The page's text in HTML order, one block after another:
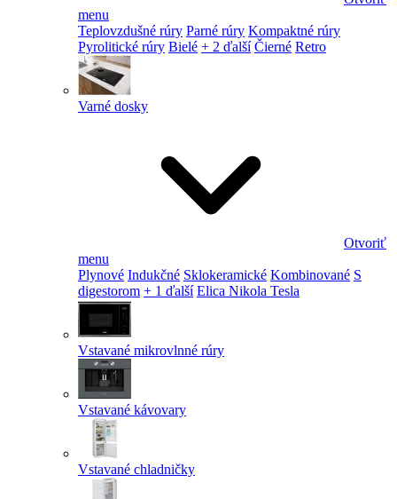
menu
Teplovzdušné rúry Parné rúry Kompaktné rúry
Pyrolitické rúry Bielé + 2 ďalší Čierné Retro
Varné dosky
Otvoriť
menu
Plynové Indukčné Sklokeramické Kombinované S
digestorom + 1 ďalší Elica Nikola Tesla
Vstavané mikrovlnné rúry
Vstavané kávovary
Vstavané chladničky